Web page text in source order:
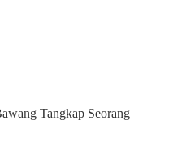
Tangkap Seorang